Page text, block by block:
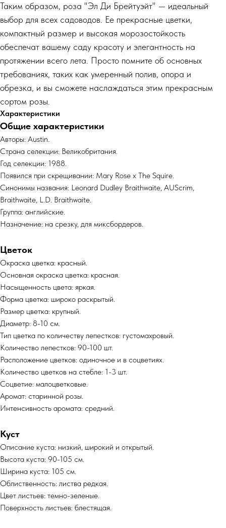
Таким образом, роза "Эл Ди Брейтуэйт" — идеальный
выбор для всех садоводов. Ее прекрасные цветки,
компактный размер и высокая морозостойкость
обеспечат вашему саду красоту и элегантность на
протяжении всего лета. Просто помните об основных
требованиях, таких как умеренный полив, опора и
обрезка, и вы сможете наслаждаться этим прекрасным
сортом розы.
Характеристики
Общие характеристики
Авторы: Austin.
Страна селекции: Великобритания.
Год селекции: 1988.
Появился при скрещивании: Mary Rose x The Squire.
Синонимы названия: Leonard Dudley Braithwaite, AUScrim,
Braithwaite, L.D. Braithwaite.
Группа: английские.
Назначение: на срезку, для миксбордеров.
Цветок
Окраска цветка: красный.
Основная окраска цветка: красная.
Насыщенность цвета: яркая.
Форма цветка: широко раскрытый.
Размер цветка: крупный.
Диаметр: 8-10 см.
Тип цветка по количеству лепестков: густомахровый.
Количество лепестков: 90-100 шт.
Расположение цветков: одиночное и в соцветиях.
Количество цветков на стебле: 1-3 шт.
Соцветие: малоцветковые.
Аромат: старинной розы.
Интенсивность аромата: средний.
Куст
Описание куста: низкий, широкий и открытый.
Высота куста: 90-105 см.
Ширина куста: 105 см.
Облиственность: листва редкая.
Цвет листьев: темно-зеленые.
Поверхность листьев: блестящая.